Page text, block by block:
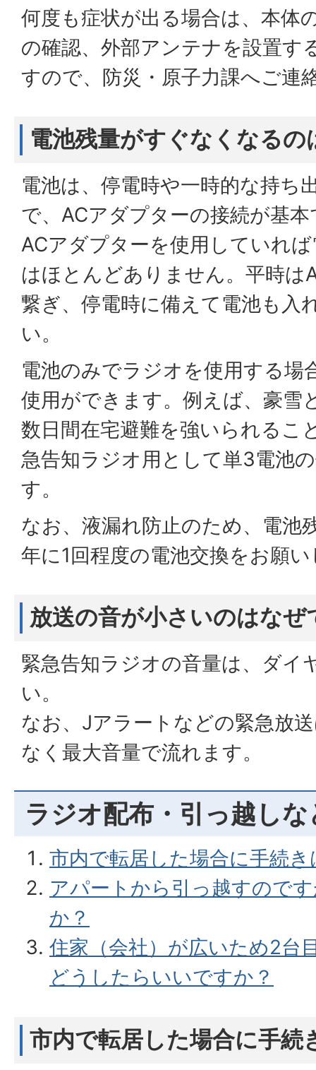
何度も症状が出る場合は、本体
の確認、外部アンテナを設置す
すので、防災・原子力課へご連
電池残量がすぐなくなる
電池は、停電時や一時的な持ち
で、ACアダプターの接続が基本
ACアダプターを使用していれ
はほとんどありません。平時は
繋ぎ、停電時に備えて電池も入
い。
電池のみでラジオを使用する場
使用ができます。例えば、豪雪
数日間在宅避難を強いられるこ
急告知ラジオ用として単3電池
す。
なお、液漏れ防止のため、電池
年に1回程度の電池交換をお願
放送の音が小さいのはなぜ
緊急告知ラジオの音量は、ダイ
い。
なお、Jアラートなどの緊急放
なく最大音量で流れます。
ラジオ配布・引っ越しな
市内で転居した場合に手続
アパートから引っ越すので
か？
住家（会社）が広いため2台
どうしたらいいですか？
市内で転居した場合に手続